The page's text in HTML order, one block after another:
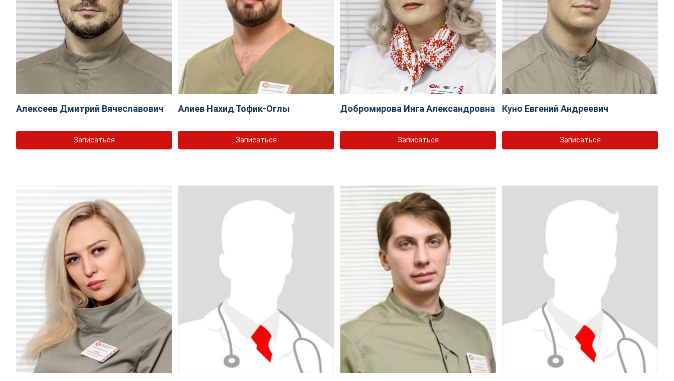
Алексеев Дмитрий Вячеславович
Записаться
Алиев Нахид Тофик-Оглы
Записаться
Добромирова Инга Александровна
Записаться
Куно Евгений Андреевич
Записаться